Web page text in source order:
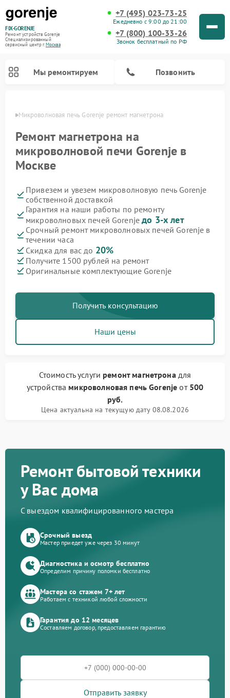
FIX-GORENJE
Ремонт устройств Gorenje
Специализированный
cервисный центр г.Москва
+7 (495) 023-73-25
Ежедневно с 9:00 до 21:00
+7 (800) 100-33-26
Звонок бесплатный по РФ
Мы ремонтируем Позвонить
Микроволновая печь Gorenje ремонт магнетрона
Ремонт магнетрона на
микроволновой печи Gorenje в
Москве
Привезем и увезем микроволновую печь Gorenje
собственной доставкой
Гарантия на наши работы по ремонту
микроволновых печей Gorenjeдо 3-х лет
Срочный ремонт микроволновых печей Gorenje в
течении часа
Скидка для вас до 20%
Получите 1500 рублей на ремонт
Оригинальные комплектующие Gorenje
Получить консультацию
Наши цены
Стоимость услуги ремонт магнетронадля
устройства микроволновая печь Gorenje от 500
руб.
Цена актуальна на текущую дату 08.08.2026
Ремонт бытовой техники
у Вас дома
С выездом квалифицированного мастера
Срочный выезд
Мастер приедет уже через 30 минут
Диагностика и осмотр бесплатно
Определим причину поломки бесплатно
Мастера со стажем 7+ лет
Работаем с техникой любой сложности
Гарантия до 12 месяцев
Составляем договор, предоставляем гарантию
Отправить заявку